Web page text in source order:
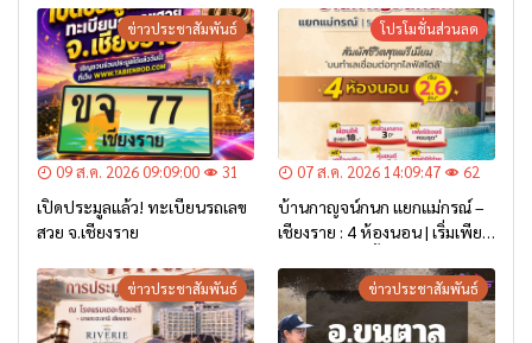
ข่าวประชาสัมพันธ์
09 ส.ค. 2026 09:09:00 31
เปิดประมูลแล้ว! ทะเบียนรถเลข
สวย จ.เชียงราย
โปรโมชั่นส่วนลด
07 ส.ค. 2026 14:09:47 62
บ้านกาญจน์กนก แยกแม่กรณ์ –
เชียงราย : 4 ห้องนอน | เริ่มเพียง
ข่าวประชาสัมพันธ์ ข่าวประชาสัมพันธ์